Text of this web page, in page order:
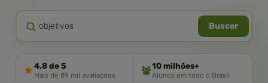
Buscar
4,8 de 5
Mais de 89 mil avaliações
10 milhões+
Alunos em todo o Brasil